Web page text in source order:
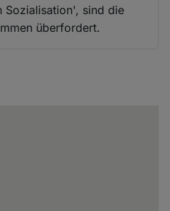
Sozialisation', sind die
überfordert.